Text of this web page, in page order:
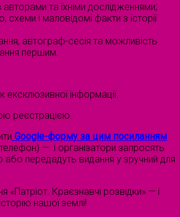
та їхніми дослідженнями;
схеми і маловідомі факти з історії
автограф-сесія та можливість
першим.
ексклюзивної інформації.
реєстрацією.
Google-форму за цим посиланням
телефон) — і організатори запросять
або передадуть видання у зручний для
«Патріот. Краєзнавчі розвідки» — і
нашої землі!